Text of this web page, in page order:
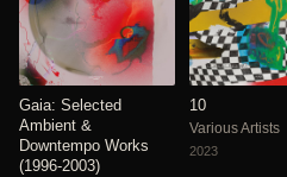
Gaia: Selected
Ambient &
Downtempo Works
(1996-2003)
10
Various Artists
2023